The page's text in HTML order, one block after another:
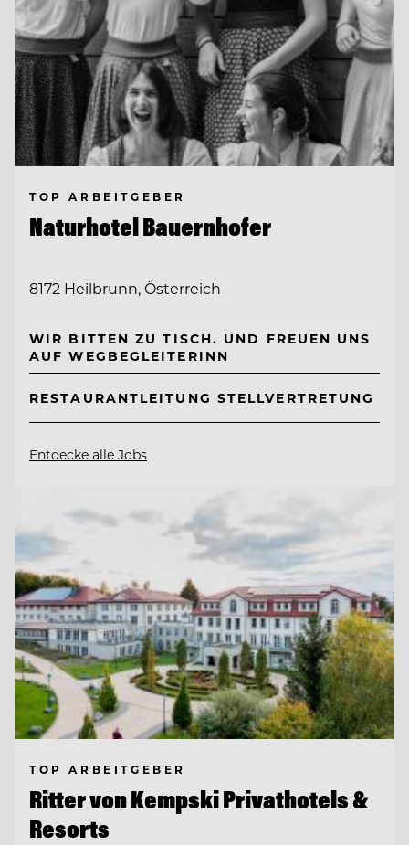
TOP ARBEITGEBER
Naturhotel Bauernhofer
8172 Heilbrunn, Österreich
WIR BITTEN ZU TISCH. UND FREUEN UNS
AUF WEGBEGLEITERINN
RESTAURANTLEITUNG STELLVERTRETUNG
Entdecke alle Jobs
TOP ARBEITGEBER
Ritter von Kempski Privathotels &
Resorts